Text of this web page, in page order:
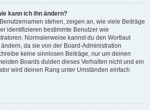
kann ich ihn ändern?
stehen, zeigen an, wie viele Beiträge
identifizieren bestimmte Benutzer wie
Normalerweise kannst du den Wortlaut
da sie von der Board-Administration
keine sinnlosen Beiträge, nur um deinen
Boards dulden dieses Verhalten nicht und ein
wird deinen Rang unter Umständen einfach